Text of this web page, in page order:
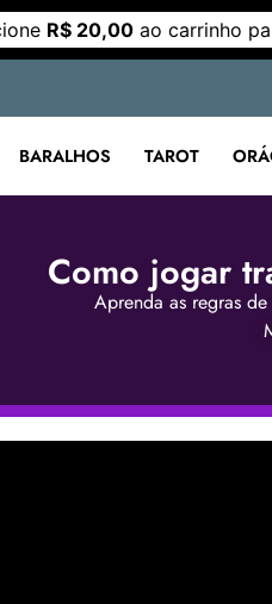
R$ 20,00ao carrinho
BARALHOS TAROT
Como jogar
Aprenda as regras